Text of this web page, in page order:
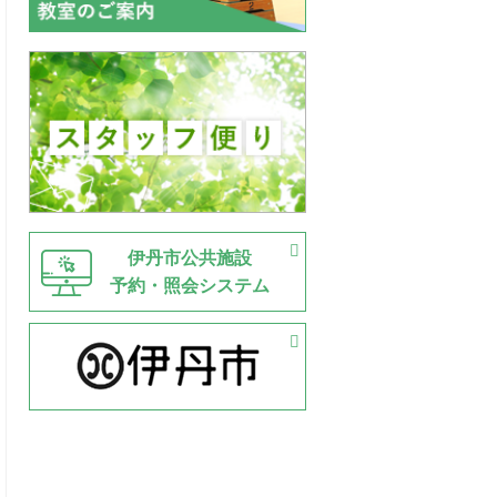
伊丹市公共施設
予約・照会システム